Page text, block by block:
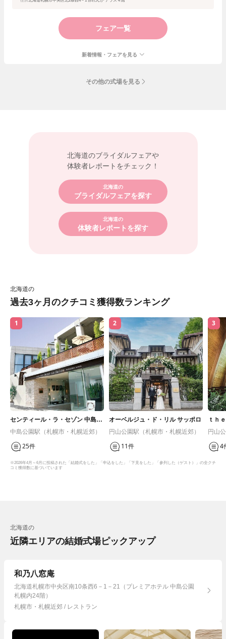
フェア一覧
新着情報・フェアを見る
その他の式場を見る
北海道のブライダルフェアや
体験者レポートをチェック！
北海道の
ブライダルフェアを探す
北海道の
体験者レポートを探す
北海道の
過去3ヶ月のクチコミ獲得数ランキング
1
センティール・ラ・セゾン 中島公
園
中島公園駅（札幌市・札幌近郊）
25件
2
オーベルジュ・ド・リル サッポロ
円山公園駅（札幌市・札幌近郊）
11件
3
ｔｈ
ス）
円山
4
※2026年4月～6月に投稿された「結婚式をした」「申込をした」「下見をした」「参列した（ゲスト）」の全クチ
コミ獲得数に基づいています
北海道の
近隣エリアの結婚式場ピックアップ
和乃八窓庵
北海道札幌市中央区南10条西6－1－21（プレミアホテル 中島公園
札幌内24階）
札幌市・札幌近郊 / レストラン